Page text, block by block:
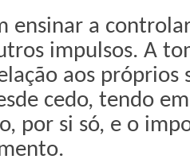
ensinar a
impulsos. A
aos próprios
cedo, tendo
por si só, e o